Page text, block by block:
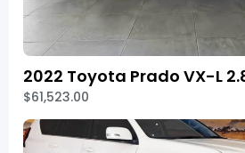
2022 Toyota Prado VX-L
$61,523.00